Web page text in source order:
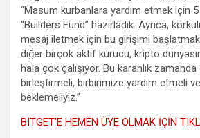
“Masum kurbanlara yardım etmek için 5
“Builders Fund” hazırladık. Ayrıca,
mesaj iletmek için bu girişimi
diğer birçok aktif kurucu, kripto
hala çok çalışıyor. Bu karanlık
birleştirmeli, birbirimize yardım etmeli
beklemeliyiz.”
BITGET’E HEMEN ÜYE OLMAK İÇİN